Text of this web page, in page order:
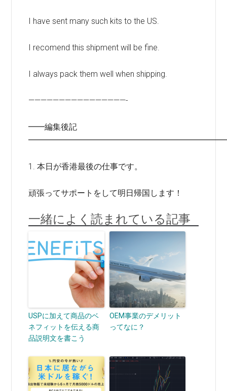
I have sent many such kits to the US.
I recomend this shipment will be fine.
I always pack them well when shipping.
————————————————-
━━編集後記
1. 本日が香港最後の仕事です。
頑張ってサポートをして明日帰国します！
一緒によく読まれている記事
USPに加えて商品のベ
ネフィットを伝える商
品説明文を書こう
OEM事業のデメリット
ってなに？